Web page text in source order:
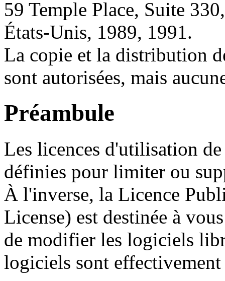
59 Temple Place, Suite
États-Unis, 1989, 1991.
La copie et la distribution
sont autorisées, mais
Préambule
Les licences d'utilisation
définies pour limiter ou
À l'inverse, la Licence
License) est destinée à
de modifier les logiciels
logiciels sont